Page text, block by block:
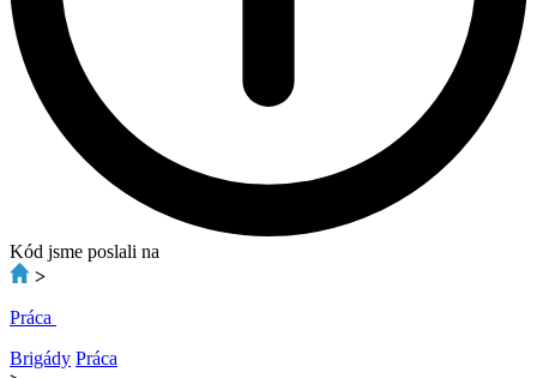
Kód jsme poslali na
>
Práca
Brigády Práca